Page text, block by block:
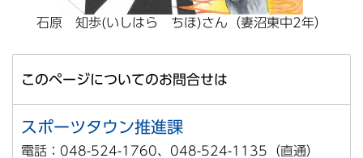
石原 知歩(いしはら ちほ)さん（妻沼東中2年）
このページについてのお問合せは
スポーツタウン推進課
電話：048-524-1760、048-524-1135（直通）